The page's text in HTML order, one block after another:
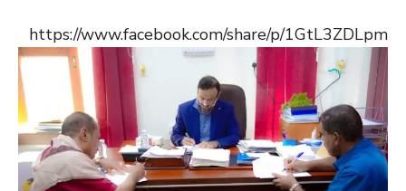
https://www.facebook.com/share/p/1GtL3ZDLpm